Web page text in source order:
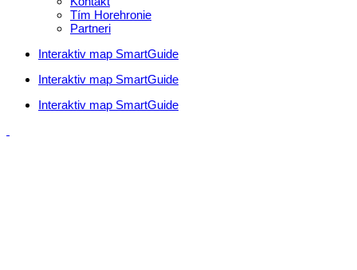
Tím Horehronie
Partneri
Interaktiv map SmartGuide
Interaktiv map SmartGuide
Interaktiv map SmartGuide